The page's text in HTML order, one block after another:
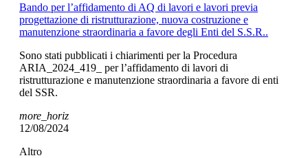
Bando per l’affidamento di AQ di lavori e lavori previa
progettazione di ristrutturazione, nuova costruzione e
manutenzione straordinaria a favore degli Enti del S.S.R..
Sono stati pubblicati i chiarimenti per la Procedura
ARIA_2024_419_ per l’affidamento di lavori di
ristrutturazione e manutenzione straordinaria a favore di enti
del SSR.
more_horiz
12/08/2024
Altro